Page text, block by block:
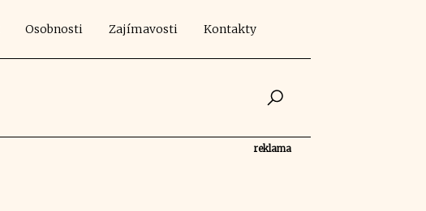
Osobnosti Zajímavosti Kontakty
reklama